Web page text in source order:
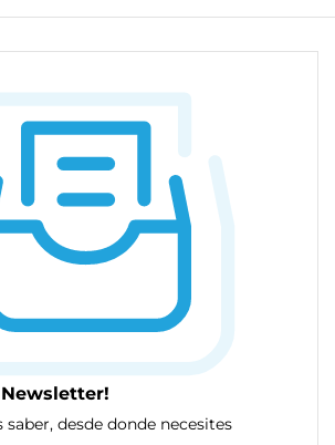
saber, desde donde necesites